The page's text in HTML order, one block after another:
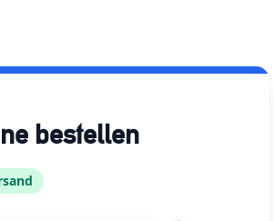
bestellen